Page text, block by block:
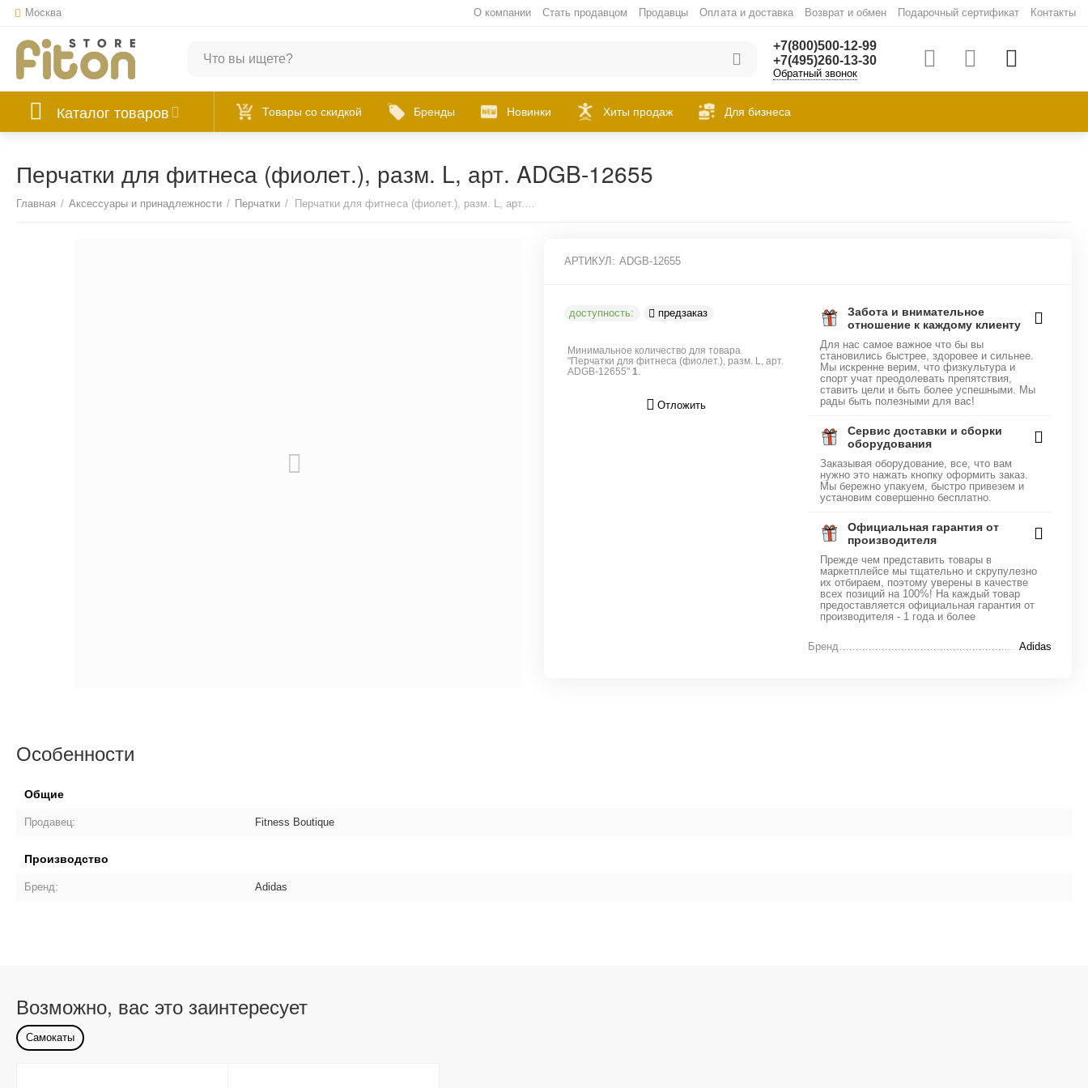
Москва О компании Стать продавцом Продавцы Оплата и доставка Возврат и обмен Подарочный сертификат Контакты
+7(800)500-12-99
+7(495)260-13-30
Обратный звонок
Каталог товаров Товары со скидкой Бренды Новинки Хиты продаж Для бизнеса
Перчатки для фитнеса (фиолет.), разм. L, арт. ADGB-12655
Главная / Аксессуары и принадлежности / Перчатки / Перчатки для фитнеса (фиолет.), разм. L, арт. ADGB-12655
АРТИКУЛ: ADGB-12655
доступность: предзаказ
Минимальное количество для товара
"Перчатки для фитнеса (фиолет.), разм. L, арт.
ADGB-12655"1.
Отложить
Забота и внимательное
отношение к каждому клиенту
Для нас самое важное что бы вы
становились быстрее, здоровее и сильнее.
Мы искренне верим, что физкультура и
спорт учат преодолевать препятствия,
ставить цели и быть более успешными. Мы
рады быть полезными для вас!
Сервис доставки и сборки
оборудования
Заказывая оборудование, все, что вам
нужно это нажать кнопку оформить заказ.
Мы бережно упакуем, быстро привезем и
установим совершенно бесплатно.
Официальная гарантия от
производителя
Прежде чем представить товары в
маркетплейсе мы тщательно и скрупулезно
их отбираем, поэтому уверены в качестве
всех позиций на 100%! На каждый товар
предоставляется официальная гарантия от
производителя - 1 года и более
Бренд Adidas
Особенности
Общие
Продавец: Fitness Boutique
Производство
Бренд: Adidas
Возможно, вас это заинтересует
Самокаты